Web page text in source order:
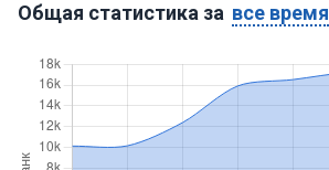
Юность-Минск
Общая статистика за все время